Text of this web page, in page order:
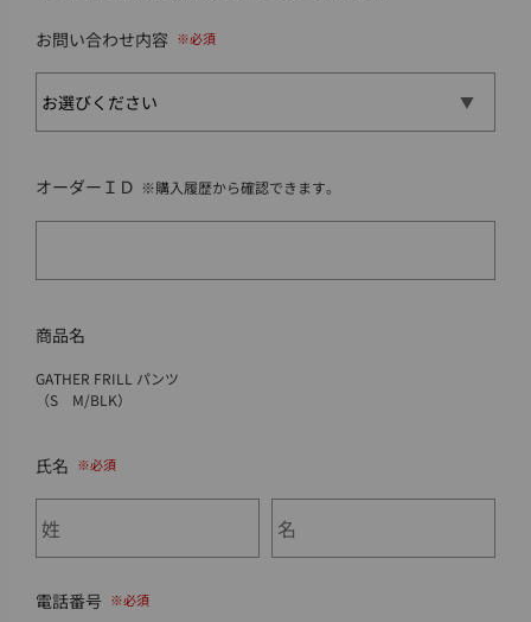
お問い合わせ内容
オーダーＩＤ ※購入履歴から確認できます。
商品名
GATHER FRILL パンツ
（S M/BLK）
氏名
電話番号